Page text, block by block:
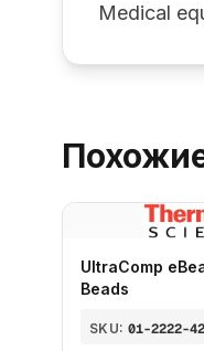
Medical
UltraComp
Beads
SKU: 01-2222-42